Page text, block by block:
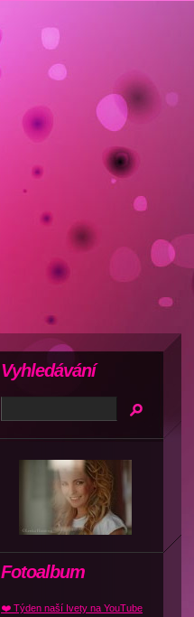
Fotoalbum
❤️ Týden naší Ivety na YouTube
Vyhledávání